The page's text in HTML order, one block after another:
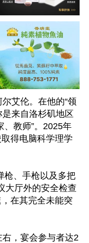
艾伦。在他的“领
来自洛杉矶地区
、教师”。2025年
得电脑科学理学
枪、手枪以及多把
大厅外的安全检查
在其完全未能突
，宴会参与者达2